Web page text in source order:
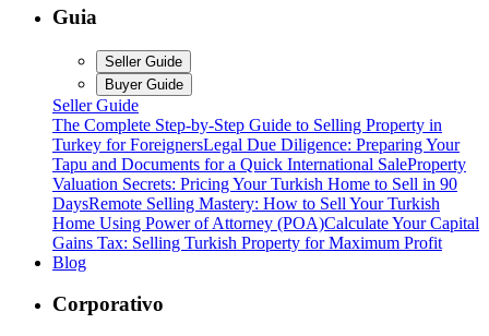
Guia
Seller Guide
Buyer Guide
Seller Guide
The Complete Step-by-Step Guide to Selling Property in
Turkey for ForeignersLegal Due Diligence: Preparing Your
Tapu and Documents for a Quick International SaleProperty
Valuation Secrets: Pricing Your Turkish Home to Sell in 90
DaysRemote Selling Mastery: How to Sell Your Turkish
Home Using Power of Attorney (POA)Calculate Your Capital
Gains Tax: Selling Turkish Property for Maximum Profit
Blog
Corporativo